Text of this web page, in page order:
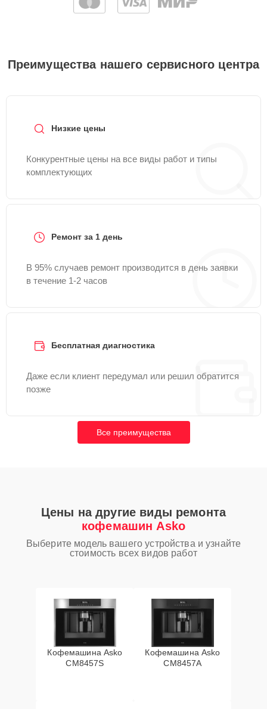
Преимущества нашего сервисного центра
Низкие цены
Конкурентные цены на все виды работ и типы
комплектующих
Ремонт за 1 день
В 95% случаев ремонт производится в день заявки
в течение 1-2 часов
Бесплатная диагностика
Даже если клиент передумал или решил обратится
позже
Все преимущества
Цены на другие виды ремонта
кофемашин Asko
Выберите модель вашего устройства и узнайте
стоимость всех видов работ
Кофемашина Asko
CM8457S
Кофемашина Asko
CM8457A